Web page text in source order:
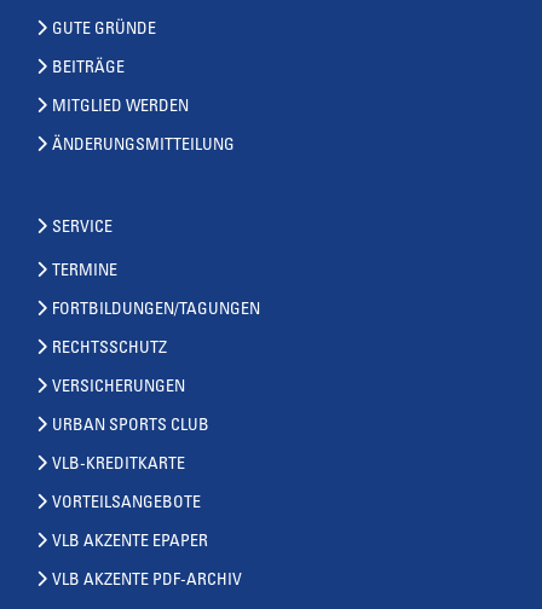
GUTE GRÜNDE
BEITRÄGE
MITGLIED WERDEN
ÄNDERUNGSMITTEILUNG
SERVICE
TERMINE
FORTBILDUNGEN/TAGUNGEN
RECHTSSCHUTZ
VERSICHERUNGEN
URBAN SPORTS CLUB
VLB-KREDITKARTE
VORTEILSANGEBOTE
VLB AKZENTE EPAPER
VLB AKZENTE PDF-ARCHIV